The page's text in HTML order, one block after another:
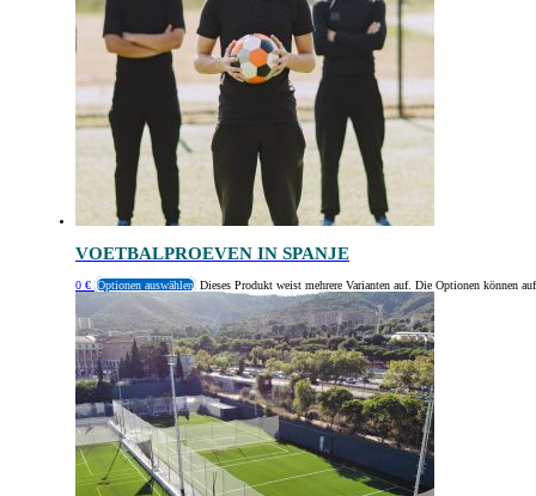
VOETBALPROEVEN IN SPANJE
0 € Optionen auswählen Dieses Produkt weist mehrere Varianten auf. Die Optionen können